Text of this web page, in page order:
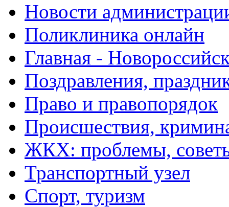
Новости
Поликлиника онлайн
Главная -
Поздравления,
Право и правопорядок
Происшествия,
ЖКХ: проблемы,
Транспортный узел
Спорт, туризм